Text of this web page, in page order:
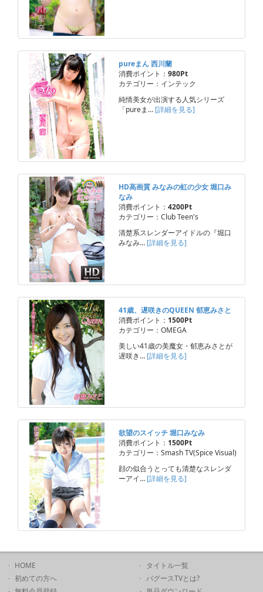
pureまん 西川蘭
消費ポイント： 980Pt
カテゴリー：インテック
純情美女が出演する人気シリーズ
「pureま… [詳細を見る]
HD高画質 みなみの虹の少女 堀口み
なみ
消費ポイント： 4200Pt
カテゴリー：Club Teen's
清楚系スレンダーアイドルの『堀口
みなみ… [詳細を見る]
41歳、遅咲きのQUEEN 郁恵みさと
消費ポイント： 1500Pt
カテゴリー：OMEGA
美しい41歳の美魔女・郁恵みさとが
遅咲き… [詳細を見る]
欲望のスイッチ 堀口みなみ
消費ポイント： 1500Pt
カテゴリー：Smash TV(Spice Visual)
顔の似合うとっても清楚なスレンダ
ーアイ… [詳細を見る]
HOME
初めての方へ
タイトル一覧
バグースTVとは?